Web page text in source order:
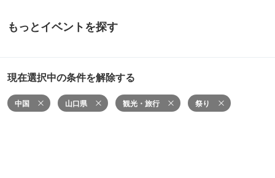
もっとイベントを探す
現在選択中の条件を解除する
中国 山口県 観光・旅行 祭り